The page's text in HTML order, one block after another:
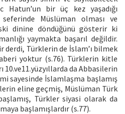
Hatun’un bir üç kez yaşadığı
Müslüman olması ve
dinine döndüğünü gösterir ki
yaymakta başarıl değildir.
Türklerin de İslam’ı bilmek
yoktur (s.76). Türklerin kitle
da Abbasilerin
sayesinde İslamlaşma başlamış
eline geçmiş, Müslüman Türk
Türkler siyasi olarak da
başlamışlardır (s.77).